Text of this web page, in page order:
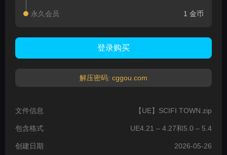
永久会员 1 金币
登录购买
解压密码: cggou.com
文件信息 【UE】SCIFI TOWN.zip
包含格式 UE4.21 – 4.27和5.0 – 5.4
创建日期 2026-05-26